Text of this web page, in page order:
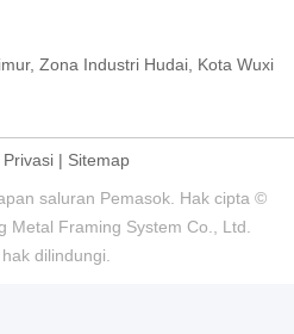
Zona Industri Hudai, Kota Wuxi
| Sitemap
saluran Pemasok. Hak cipta ©
Metal Framing System Co., Ltd.
dilindungi.